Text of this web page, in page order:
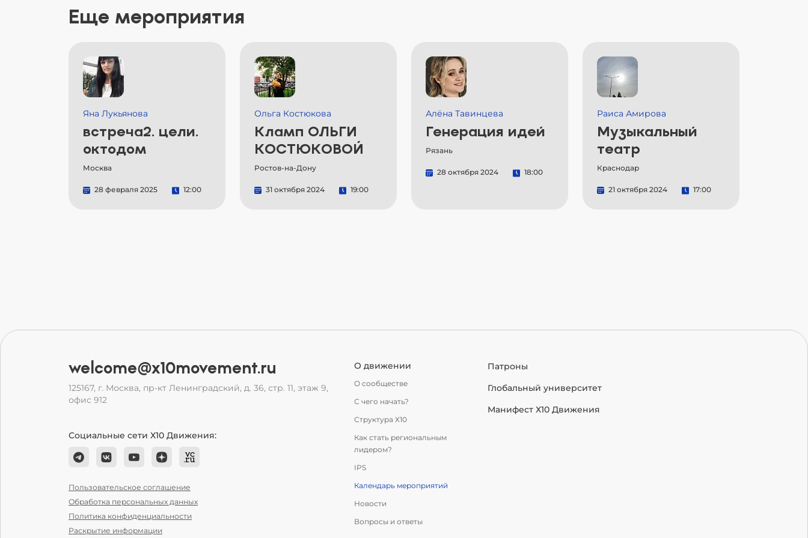
Еще мероприятия
Яна Лукьянова
встреча2. цели.
октодом
Москва
28 февраля 2025 12:00
Ольга Костюкова
Кламп ОЛЬГИ
КОСТЮКОВОЙ
Ростов-на-Дону
31 октября 2024 19:00
Алёна Тавинцева
Генерация идей
Рязань
28 октября 2024 18:00
Раиса Амирова
Музыкальный
театр
Краснодар
21 октября 2024 17:00
welcome@x10movement.ru
125167, г. Москва, пр-кт Ленинградский, д. 36, стр. 11, этаж 9,
офис 912
Социальные сети Х10 Движения:
Пользовательское соглашение
Обработка персональных данных
Политика конфиденциальности
Раскрытие информации
О движении
О сообществе
С чего начать?
Структура Х10
Как стать региональным
лидером?
IPS
Календарь мероприятий
Новости
Вопросы и ответы
Патроны
Глобальный университет
Манифест Х10 Движения